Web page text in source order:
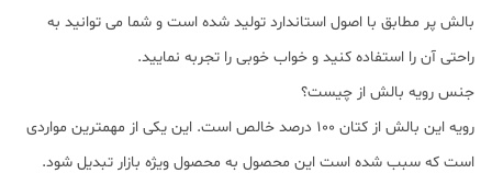
بالش پر مطابق با اصول استاندارد تولید شده است و شما می توانید به
راحتی آن را استفاده کنید و خواب خوبی را تجربه نمایید.
جنس رویه بالش از چیست؟
رویه این بالش از کتان 100 درصد خالص است. این یکی از مهمترین مواردی
است که سبب شده است این محصول به محصول ویژه بازار تبدیل شود.